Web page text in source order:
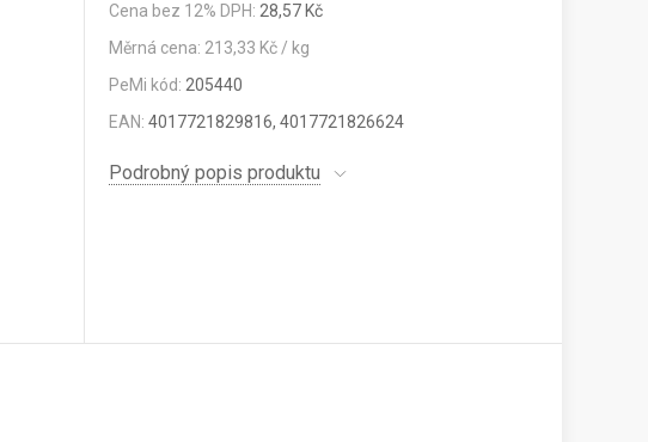
Cena bez 12% DPH: 28,57 Kč
Měrná cena: 213,33 Kč / kg
PeMi kód: 205440
EAN:4017721829816, 4017721826624
Podrobný popis produktu